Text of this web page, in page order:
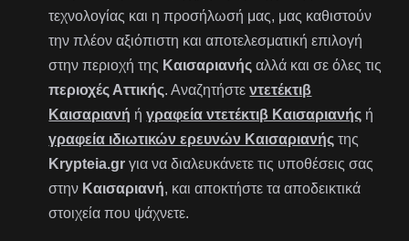
τεχνολογίας και η προσήλωσή μας, μας καθιστούν
την πλέον αξιόπιστη και αποτελεσματική επιλογή
στην περιοχή της Καισαριανής αλλά και σε όλες τις
περιοχές Αττικής. Αναζητήστεντετέκτιβ
Καισαριανή ήγραφεία ντετέκτιβ Καισαριανής ή
γραφεία ιδιωτικών ερευνών Καισαριανής της
Krypteia.gr για να διαλευκάνετε τις υποθέσεις σας
στην Καισαριανή, και αποκτήστε τα αποδεικτικά
στοιχεία που ψάχνετε.